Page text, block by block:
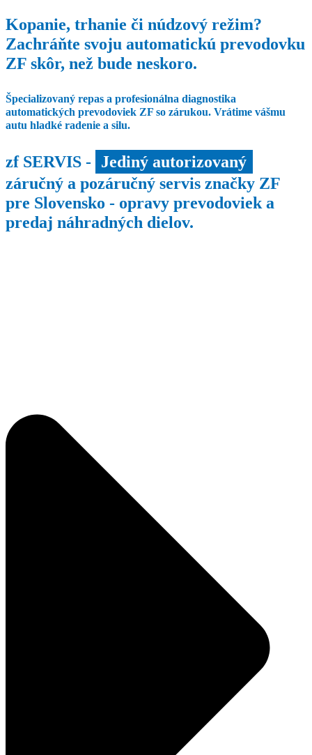
Kopanie, trhanie či núdzový režim?
Zachráňte svoju automatickú prevodovku
ZF skôr, než bude neskoro.
Špecializovaný repas a profesionálna diagnostika
automatických prevodoviek ZF so zárukou. Vrátime vášmu
autu hladké radenie a silu.
zf SERVIS - Jediný autorizovaný
záručný a pozáručný servis značky ZF
pre Slovensko - opravy prevodoviek a
predaj náhradných dielov.